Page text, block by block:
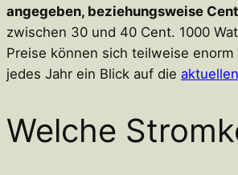
angegeben, beziehungsweise
zwischen 30 und 40 Cent. 1000
Preise können sich teilweise
jedes Jahr ein Blick auf die
Welche